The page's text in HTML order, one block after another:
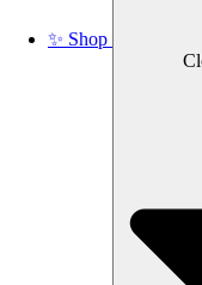
✨ Shop